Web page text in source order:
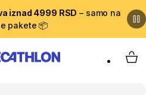
iznad 4999 RSD – samo na
pakete 📦
My